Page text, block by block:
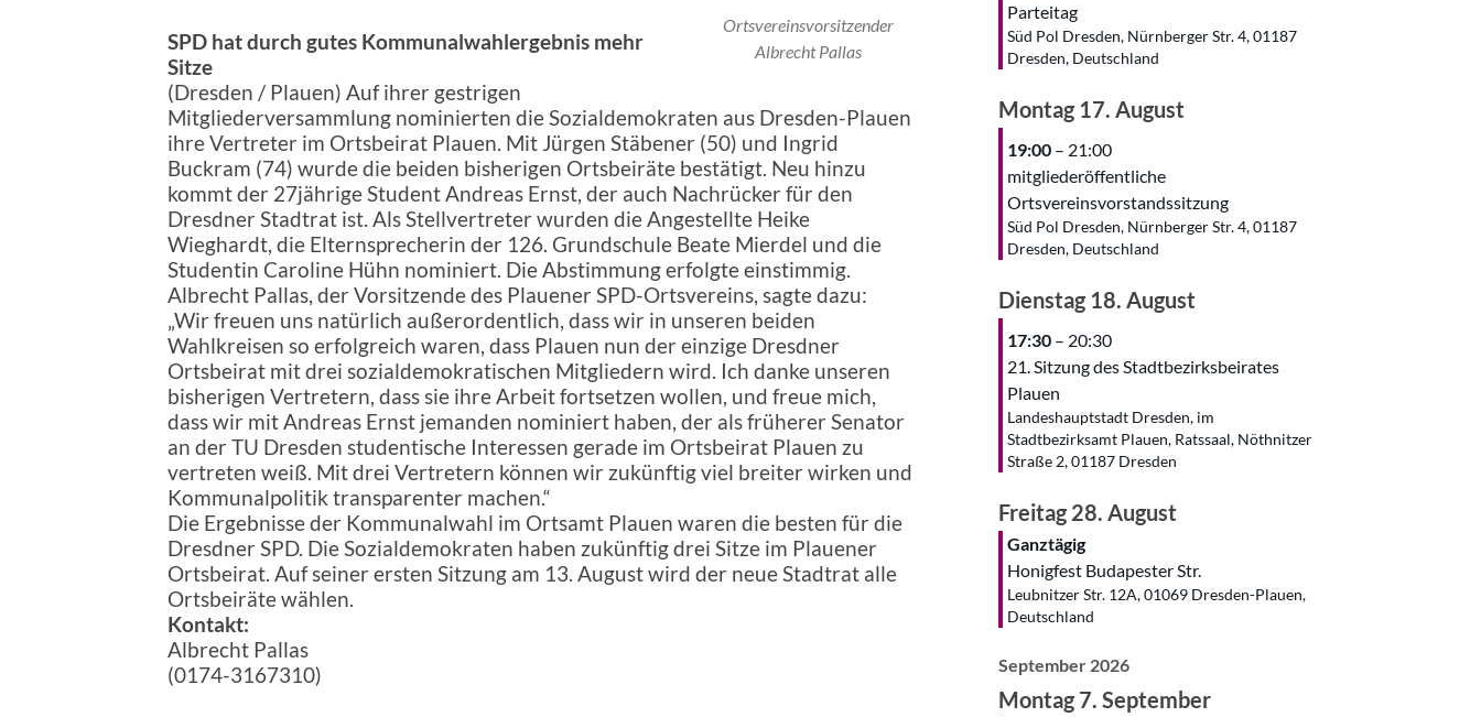
Ortsvereinsvorsitzender
Albrecht Pallas
SPD hat durch gutes Kommunalwahlergebnis mehr
Sitze
(Dresden / Plauen) Auf ihrer gestrigen
Mitgliederversammlung nominierten die Sozialdemokraten aus Dresden-Plauen
ihre Vertreter im Ortsbeirat Plauen. Mit Jürgen Stäbener (50) und Ingrid
Buckram (74) wurde die beiden bisherigen Ortsbeiräte bestätigt. Neu hinzu
kommt der 27jährige Student Andreas Ernst, der auch Nachrücker für den
Dresdner Stadtrat ist. Als Stellvertreter wurden die Angestellte Heike
Wieghardt, die Elternsprecherin der 126. Grundschule Beate Mierdel und die
Studentin Caroline Hühn nominiert. Die Abstimmung erfolgte einstimmig.
Albrecht Pallas, der Vorsitzende des Plauener SPD-Ortsvereins, sagte dazu:
„Wir freuen uns natürlich außerordentlich, dass wir in unseren beiden
Wahlkreisen so erfolgreich waren, dass Plauen nun der einzige Dresdner
Ortsbeirat mit drei sozialdemokratischen Mitgliedern wird. Ich danke unseren
bisherigen Vertretern, dass sie ihre Arbeit fortsetzen wollen, und freue mich,
dass wir mit Andreas Ernst jemanden nominiert haben, der als früherer Senator
an der TU Dresden studentische Interessen gerade im Ortsbeirat Plauen zu
vertreten weiß. Mit drei Vertretern können wir zukünftig viel breiter wirken und
Kommunalpolitik transparenter machen.“
Die Ergebnisse der Kommunalwahl im Ortsamt Plauen waren die besten für die
Dresdner SPD. Die Sozialdemokraten haben zukünftig drei Sitze im Plauener
Ortsbeirat. Auf seiner ersten Sitzung am 13. August wird der neue Stadtrat alle
Ortsbeiräte wählen.
Kontakt:
Albrecht Pallas
(0174-3167310)
Parteitag
Süd Pol Dresden, Nürnberger Str. 4, 01187
Dresden, Deutschland
Montag 17. August
19:00 – 21:00
mitgliederöffentliche
Ortsvereinsvorstandssitzung
Süd Pol Dresden, Nürnberger Str. 4, 01187
Dresden, Deutschland
Dienstag 18. August
17:30 – 20:30
21. Sitzung des Stadtbezirksbeirates
Plauen
Landeshauptstadt Dresden, im
Stadtbezirksamt Plauen, Ratssaal, Nöthnitzer
Straße 2, 01187 Dresden
Freitag 28. August
Ganztägig
Honigfest Budapester Str.
Leubnitzer Str. 12A, 01069 Dresden-Plauen,
Deutschland
September 2026
Montag 7. September